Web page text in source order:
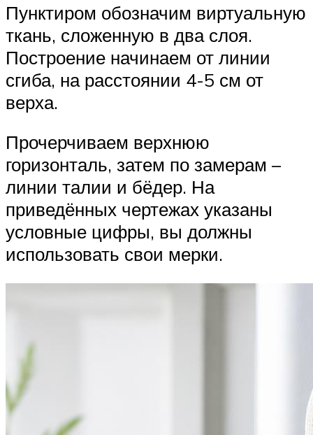
Пунктиром обозначим виртуальную
ткань, сложенную в два слоя.
Построение начинаем от линии
сгиба, на расстоянии 4-5 см от
верха.
Прочерчиваем верхнюю
горизонталь, затем по замерам –
линии талии и бёдер. На
приведённых чертежах указаны
условные цифры, вы должны
использовать свои мерки.